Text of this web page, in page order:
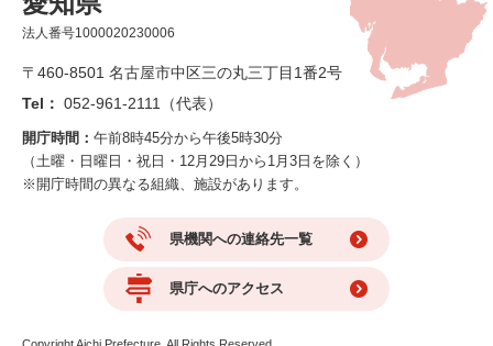
法人番号1000020230006
〒460-8501 名古屋市中区三の丸三丁目1番2号
Tel： 052-961-2111（代表）
開庁時間： 午前8時45分から午後5時30分
（土曜・日曜日・祝日・12月29日から1月3日を除く）
※開庁時間の異なる組織、施設があります。
県機関への連絡先一覧
県庁へのアクセス